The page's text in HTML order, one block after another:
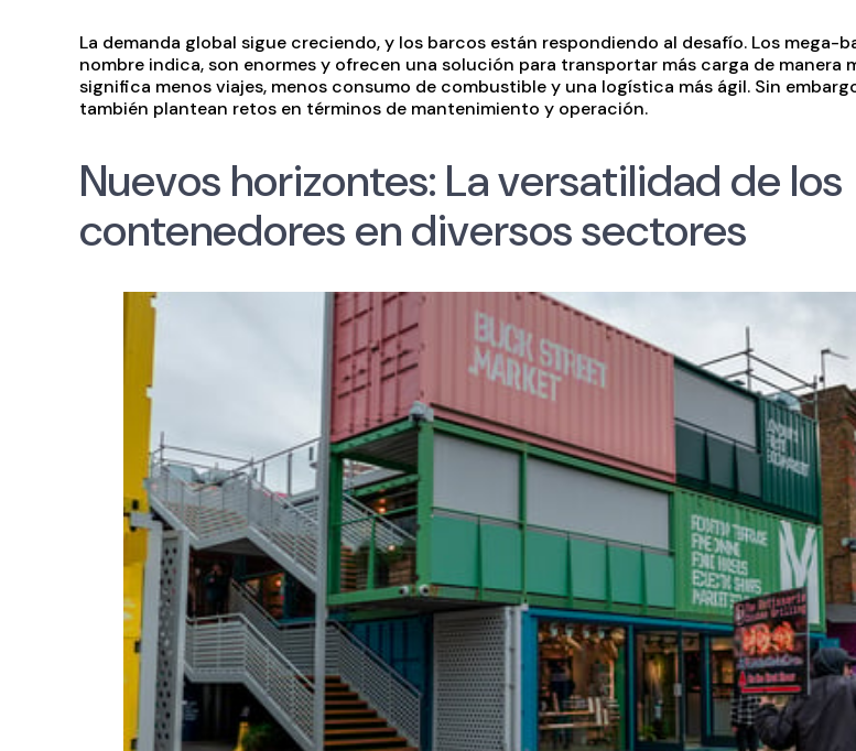
La demanda global sigue creciendo, y los barcos están respondiendo al desafío. Los mega-
nombre indica, son enormes y ofrecen una solución para transportar más carga de manera
significa menos viajes, menos consumo de combustible y una logística más ágil. Sin
también plantean retos en términos de mantenimiento y operación.
Nuevos horizontes: La versatilidad de los
contenedores en diversos sectores